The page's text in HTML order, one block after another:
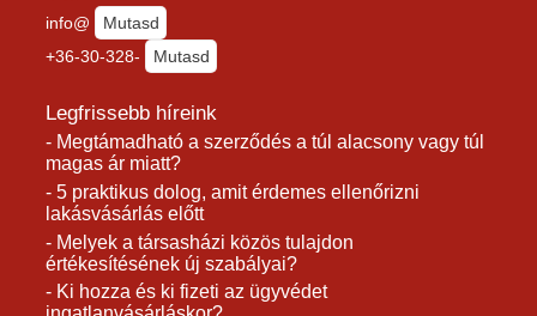
info@
Mutasd
+36-30-328-
Mutasd
Legfrissebb híreink
- Megtámadható a szerződés a túl alacsony vagy túl
magas ár miatt?
- 5 praktikus dolog, amit érdemes ellenőrizni
lakásvásárlás előtt
- Melyek a társasházi közös tulajdon
értékesítésének új szabályai?
- Ki hozza és ki fizeti az ügyvédet